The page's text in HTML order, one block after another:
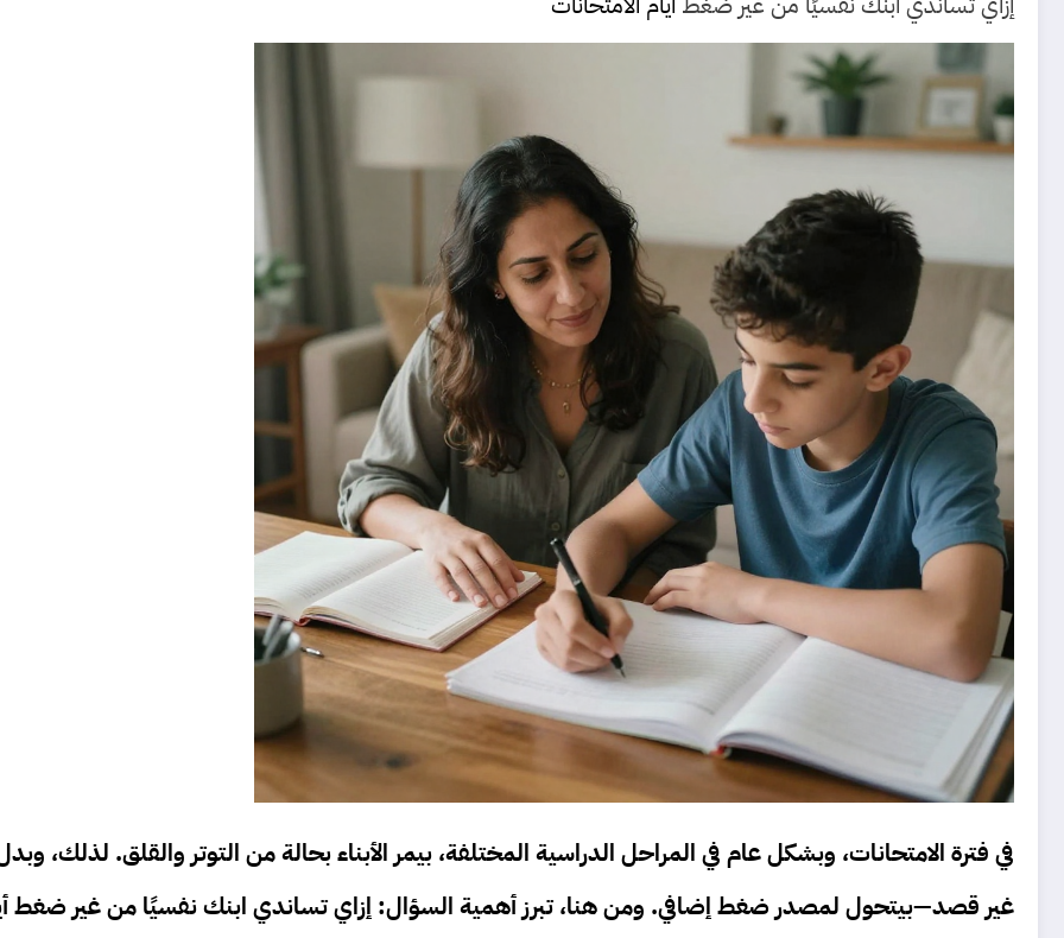
في فترة الامتحانات، وبشكل عام في المراحل الدراسية المختلفة، بيمر الأبناء بحالة من التوتر والقلق.
غير قصد—بيتحول لمصدر ضغط إضافي. ومن هنا، تبرز أهمية السؤال: إزاي تساندي ابنك نفسيًا من غير ضغط